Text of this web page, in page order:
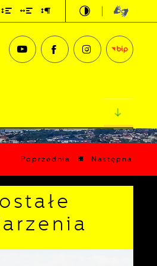
Poprzednia Następna